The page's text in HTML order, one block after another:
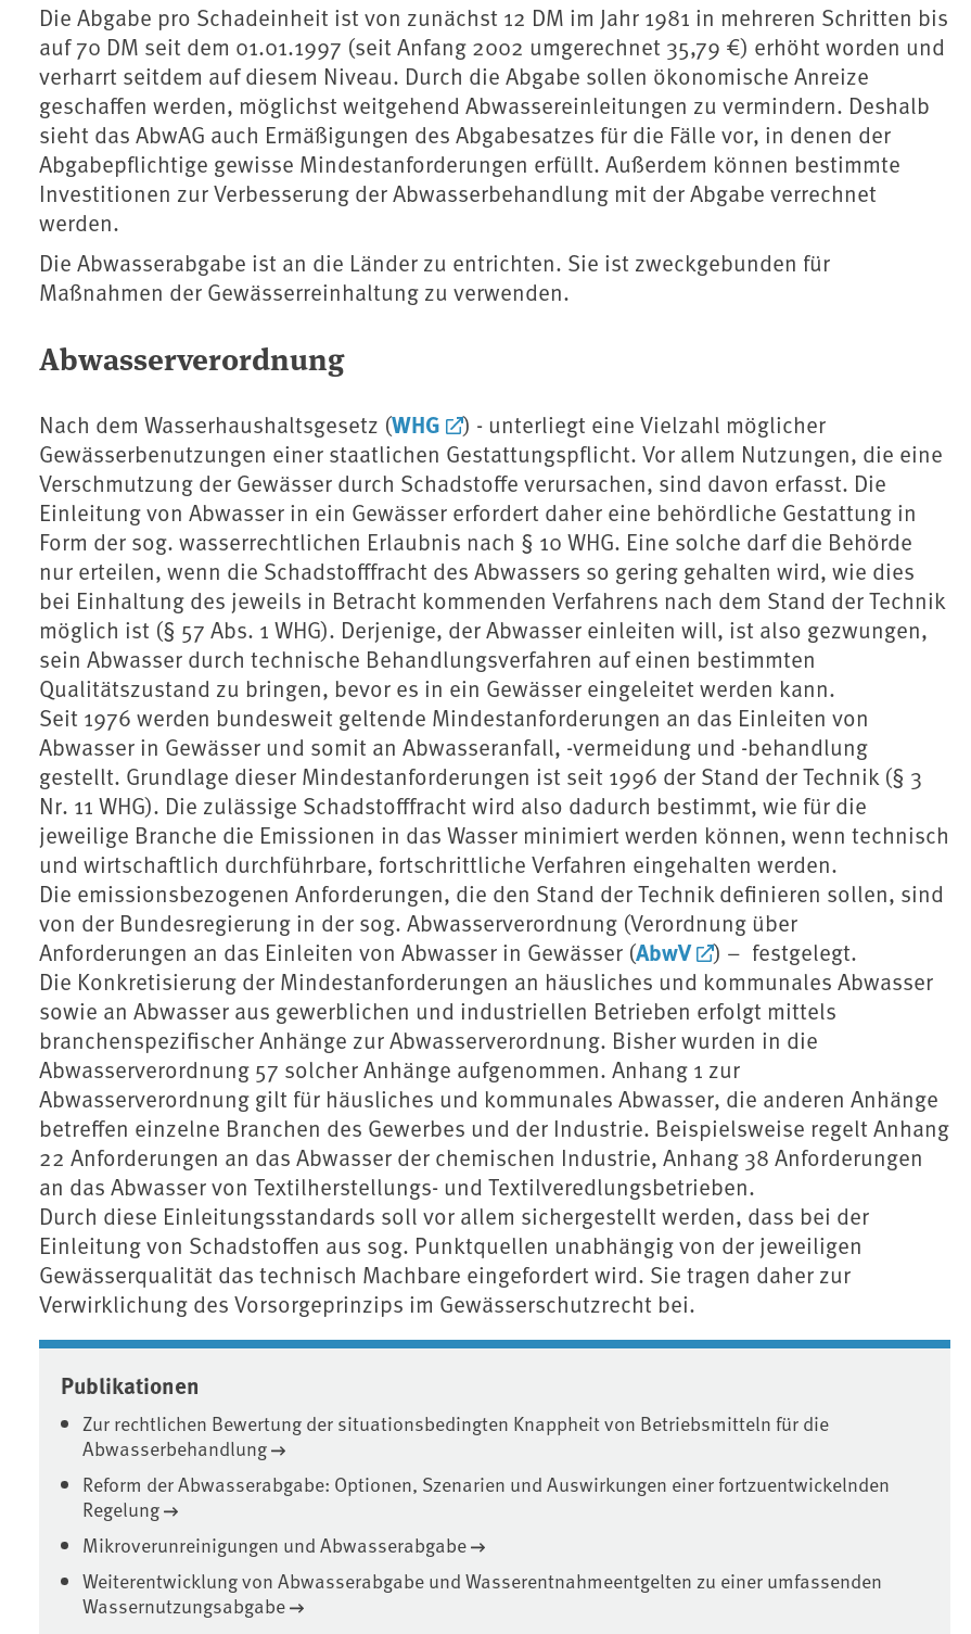
Die Abgabe pro Schadeinheit ist von zunächst 12 DM im Jahr 1981 in mehreren Schritten bis
auf 70 DM seit dem 01.01.1997 (seit Anfang 2002 umgerechnet 35,79 €) erhöht worden und
verharrt seitdem auf diesem Niveau. Durch die Abgabe sollen ökonomische Anreize
geschaffen werden, möglichst weitge­hend Abwassereinleitungen zu vermindern. Deshalb
sieht das AbwAG auch Ermäßigungen des Abgabesatzes für die Fälle vor, in denen der
Abgabepflichtige gewisse Mindestanforderungen erfüllt. Außerdem können bestimmte
Investitionen zur Verbesserung der Abwasserbehandlung mit der Abgabe verrechnet
werden.
Die Abwasserabgabe ist an die Länder zu entrichten. Sie ist zweckgebunden für
Maßnahmen der Gewässerreinhaltung zu verwenden.
Abwasserverordnung
Nach dem Wasserhaushaltsgesetz (WHG
) - unterliegt eine Vielzahl möglicher
Gewässerbenutzungen einer staatlichen Gestattungspflicht. Vor allem Nutzungen, die eine
Verschmutzung der Gewässer durch Schadstoffe verursachen, sind davon erfasst. Die
Einleitung von Abwasser in ein Gewässer erfordert daher eine behördliche Gestattung in
Form der sog. wasserrechtlichen Erlaubnis nach § 10 WHG. Eine solche darf die Behörde
nur erteilen, wenn die Schadstofffracht des Abwassers so gering gehalten wird, wie dies
bei Einhaltung des jeweils in Betracht kommenden Verfahrens nach dem Stand der Technik
möglich ist (§ 57 Abs. 1 WHG). Derjenige, der Abwasser einleiten will, ist also gezwungen,
sein Abwasser durch technische Behandlungsverfahren auf einen bestimmten
Qualitätszustand zu bringen, bevor es in ein Gewässer eingeleitet werden kann.
Seit 1976 werden bundesweit geltende Mindestanforderungen an das Einleiten von
Abwasser in Gewässer und somit an Abwasseranfall, -vermeidung und -behandlung
gestellt. Grundlage dieser Mindestanforderungen ist seit 1996 der Stand der Technik (§ 3
Nr. 11 WHG). Die zulässige Schadstofffracht wird also dadurch bestimmt, wie für die
jeweilige Branche die Emissionen in das Wasser minimiert werden können, wenn technisch
und wirtschaftlich durchführbare, fortschrittliche Verfahren eingehalten werden.
Die emissionsbezogenen Anforderungen, die den Stand der Technik definieren sollen, sind
von der Bundesregierung in der sog. Abwasserverordnung (Verordnung über
Anforderungen an das Einleiten von Abwasser in Gewässer (AbwV
) – festgelegt.
Die Konkretisierung der Mindestanforderungen an häusliches und kommunales Abwasser
sowie an Abwasser aus gewerblichen und industriellen Betrieben erfolgt mittels
branchenspezifischer Anhänge zur Abwasserverordnung. Bisher wurden in die
Abwasserverordnung 57 solcher Anhänge aufgenommen. Anhang 1 zur
Abwasserverordnung gilt für häusliches und kommunales Abwasser, die anderen Anhänge
betreffen einzelne Branchen des Gewerbes und der Industrie. Beispielsweise regelt Anhang
22 Anforderungen an das Abwasser der chemischen Industrie, Anhang 38 Anforderungen
an das Abwasser von Textilherstellungs- und Textilveredlungsbetrieben.
Durch diese Einleitungsstandards soll vor allem sichergestellt werden, dass bei der
Einleitung von Schadstoffen aus sog. Punktquellen unabhängig von der jeweiligen
Gewässerqualität das technisch Machbare eingefordert wird. Sie tragen daher zur
Verwirklichung des Vorsorgeprinzips im Gewässerschutzrecht bei.
Associated content
Publikationen
Zur rechtlichen Bewertung der situationsbedingten Knappheit von Betriebsmitteln für die
Abwasserbehandlung
Reform der Abwasserabgabe: Optionen, Szenarien und Auswirkungen einer fortzuentwickelnden
Regelung
Mikroverunreinigungen und Abwasserabgabe
Weiterentwicklung von Abwasserabgabe und Wasserentnahmeentgelten zu einer umfassenden
Wassernutzungsabgabe